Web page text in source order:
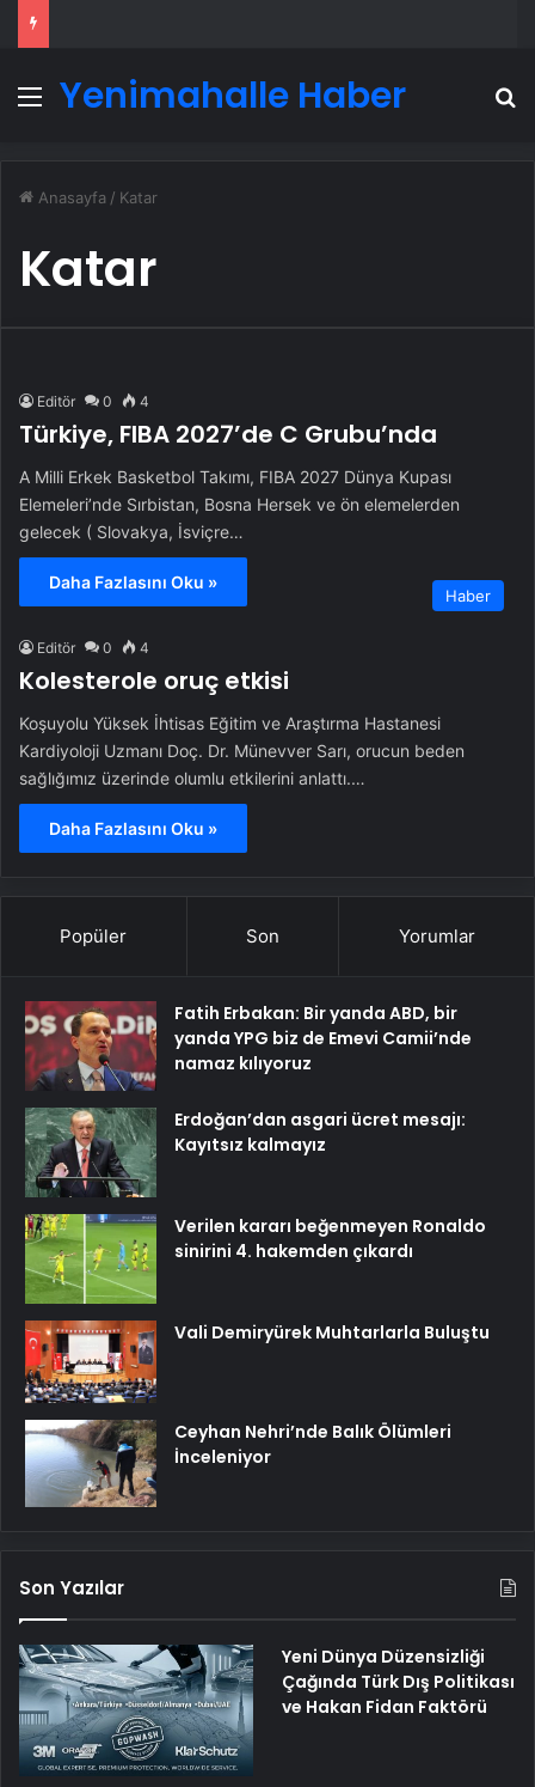
Menü
Yenimahalle Haber
Anasayfa / Katar
Katar
Editör 0 4
Türkiye, FIBA 2027’de C Grubu’nda
A Milli Erkek Basketbol Takımı, FIBA 2027 Dünya Kupası
Elemeleri’nde Sırbistan, Bosna Hersek ve ön elemelerden
gelecek ( Slovakya, İsviçre…
Daha Fazlasını Oku »
Haber
Editör 0 4
Kolesterole oruç etkisi
Koşuyolu Yüksek İhtisas Eğitim ve Araştırma Hastanesi
Kardiyoloji Uzmanı Doç. Dr. Münevver Sarı, orucun beden
sağlığımız üzerinde olumlu etkilerini anlattı.…
Daha Fazlasını Oku »
Popüler Son Yorumlar
Fatih Erbakan: Bir yanda ABD, bir
yanda YPG biz de Emevi Camii’nde
namaz kılıyoruz
Erdoğan’dan asgari ücret mesajı:
Kayıtsız kalmayız
Verilen kararı beğenmeyen Ronaldo
sinirini 4. hakemden çıkardı
Vali Demiryürek Muhtarlarla Buluştu
Ceyhan Nehri’nde Balık Ölümleri
İnceleniyor
Son Yazılar
Yeni Dünya Düzensizliği
Çağında Türk Dış Politikası
ve Hakan Fidan Faktörü